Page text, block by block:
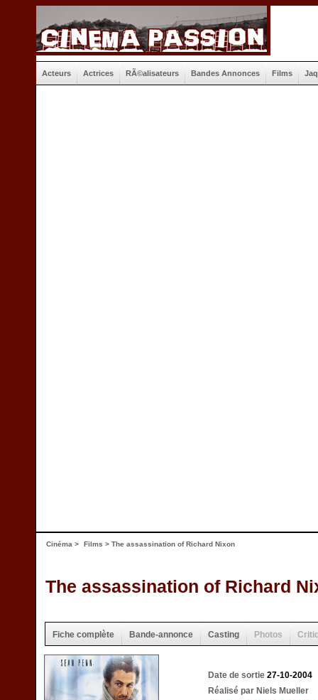
Acteurs Actrices RÃ©alisateurs Bandes Annonces Films
Cinéma > Films > The assassination of Richard Nixon
The assassination of Richard
Fiche complète Bande-annonce Casting Photos
Date de sortie 27-10-2004
Réalisé par Niels Mueller